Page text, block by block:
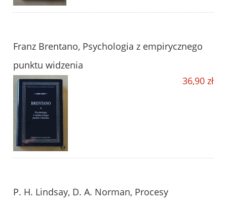
Franz Brentano, Psychologia z empirycznego
punktu widzenia
36,90 zł
P. H. Lindsay, D. A. Norman, Procesy